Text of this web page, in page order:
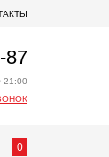
87
0